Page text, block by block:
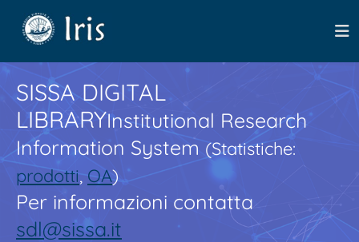
SISSA DIGITAL
LIBRARYInstitutional Research
Information System(Statistiche:
prodotti,OA)
Per informazioni contatta
sdl@sissa.it